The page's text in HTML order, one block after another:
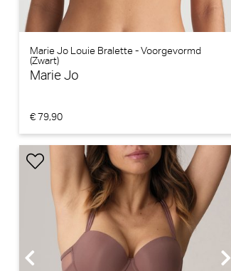
Marie Jo Louie Bralette - Voorgevormd
(Zwart)
Marie Jo
€ 79,90